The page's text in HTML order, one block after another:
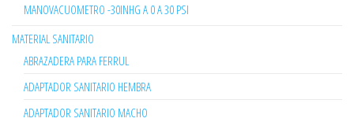
MANOVACUOMETRO -30INHG A 0 A 30 PSI
MATERIAL SANITARIO
ABRAZADERA PARA FERRUL
ADAPTADOR SANITARIO HEMBRA
ADAPTADOR SANITARIO MACHO